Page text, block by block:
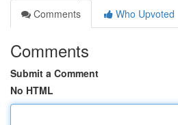
Comments
Who Upvoted
Comments
Submit a Comment
No HTML